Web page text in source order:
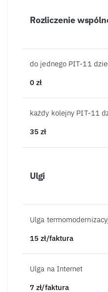
Rozliczenie
do jednego PIT-11
0zł
każdy kolejny PIT-11
35zł
Ulgi
Ulga
15zł/faktura
Ulga na Internet
7zł/faktura